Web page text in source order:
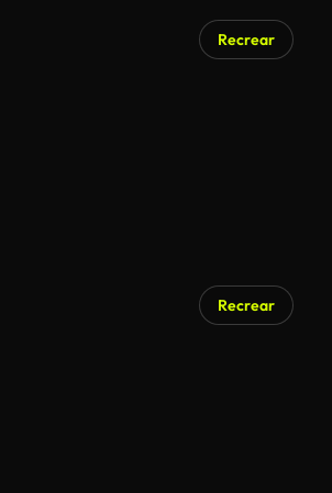
Recrear
Recrear